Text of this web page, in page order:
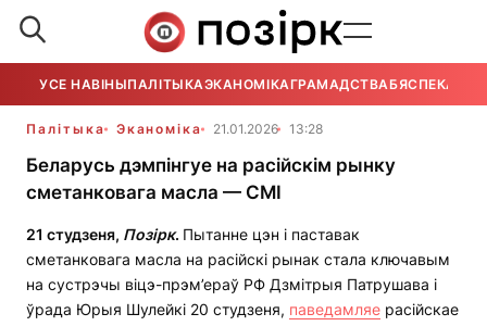
УСЕ НАВІНЫПАЛІТЫКАЭКАНОМІКАГРАМАДСТВАБЯСПЕКА
Палітыка Эканоміка 21.01.2026 13:28
Беларусь дэмпінгуе на расійскім рынку
сметанковага масла — СМІ
21 студзеня, Позірк. Пытанне цэн і паставак
сметанковага масла на расійскі рынак стала ключавым
на сустрэчы віцэ-прэм’ераў РФ Дзмітрыя Патрушава і
ўрада Юрыя Шулейкі 20 студзеня, паведамляе расійскае